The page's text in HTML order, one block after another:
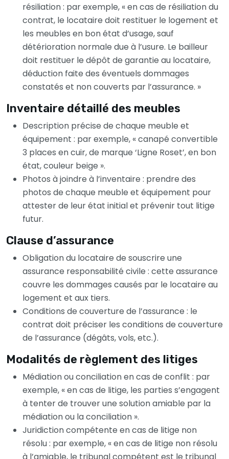
résiliation : par exemple, « en cas de résiliation du
contrat, le locataire doit restituer le logement et
les meubles en bon état d’usage, sauf
détérioration normale due à l’usure. Le bailleur
doit restituer le dépôt de garantie au locataire,
déduction faite des éventuels dommages
constatés et non couverts par l’assurance. »
Inventaire détaillé des meubles
Description précise de chaque meuble et
équipement : par exemple, « canapé convertible
3 places en cuir, de marque ‘Ligne Roset’, en bon
état, couleur beige ».
Photos à joindre à l’inventaire : prendre des
photos de chaque meuble et équipement pour
attester de leur état initial et prévenir tout litige
futur.
Clause d’assurance
Obligation du locataire de souscrire une
assurance responsabilité civile : cette assurance
couvre les dommages causés par le locataire au
logement et aux tiers.
Conditions de couverture de l’assurance : le
contrat doit préciser les conditions de couverture
de l’assurance (dégâts, vols, etc.).
Modalités de règlement des litiges
Médiation ou conciliation en cas de conflit : par
exemple, « en cas de litige, les parties s’engagent
à tenter de trouver une solution amiable par la
médiation ou la conciliation ».
Juridiction compétente en cas de litige non
résolu : par exemple, « en cas de litige non résolu